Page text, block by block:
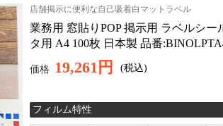
店舗掲示に便利な自己吸着白マットラベル
業務用 窓貼りPOP 掲示用 ラベルシ
タ用 A4 100枚 日本製 品番
価格 19,261円 (税込)
フィルム特性